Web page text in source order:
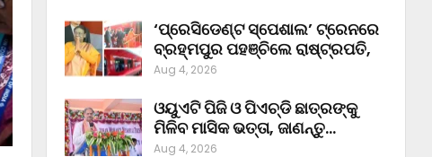
‘ପ୍ରେସିଡେଣ୍ଟ ସ୍ପେଶାଲ’ ଟ୍ରେନରେ
ବ୍ରହ୍ମପୁର ପହଞ୍ଚିଲେ ରାଷ୍ଟ୍ରପତି,
Aug 4, 2026
ଓୟୁଏଟି ପିଜି ଓ ପିଏଚ୍‌ଡି ଛାତ୍ରଙ୍କୁ
ମିଳିବ ମାସିକ ଭତ୍ତା, ଜାଣନ୍ତୁ…
Aug 4, 2026